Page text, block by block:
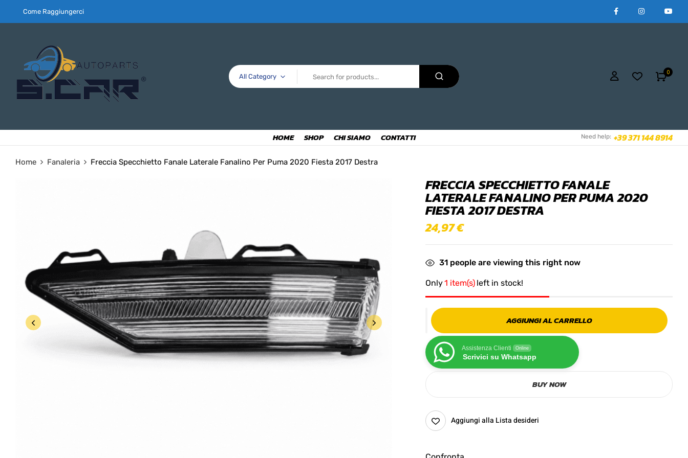
Come Raggiungerci
All Category
0
HOME SHOP CHI SIAMO CONTATTI Need help: +39 371 144 8914
Home Fanaleria Freccia Specchietto Fanale Laterale Fanalino Per Puma 2020 Fiesta 2017 Destra
FRECCIA SPECCHIETTO FANALE
LATERALE FANALINO PER PUMA 2020
FIESTA 2017 DESTRA
24,97€
31 people are viewing this right now
Only1 item(s) left in stock!
AGGIUNGI AL CARRELLO
Assistenza Clienti Online
Scrivici su Whatsapp
BUY NOW
Aggiungi alla Lista desideri